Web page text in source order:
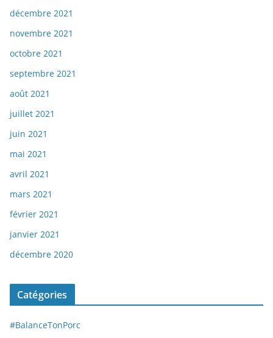
décembre 2021
novembre 2021
octobre 2021
septembre 2021
août 2021
juillet 2021
juin 2021
mai 2021
avril 2021
mars 2021
février 2021
janvier 2021
décembre 2020
Catégories
#BalanceTonPorc